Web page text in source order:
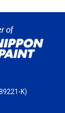
K)